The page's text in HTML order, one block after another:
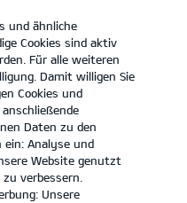
KONTAKT
und ähnliche
Cookies sind aktiv
Für alle weiteren
Damit willigen Sie
Cookies und
Daten zu den
ein: Analyse und
Website genutzt
verbessern.
Unsere